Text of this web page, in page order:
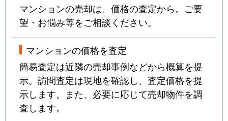
マンションの売却は、価格の査定から。ご要
望・お悩み等をご相談ください。
マンションの価格を査定
簡易査定は近隣の売却事例などから概算を提
示。訪問査定は現地を確認し、査定価格を提
示します。また、必要に応じて売却物件を調
査します。